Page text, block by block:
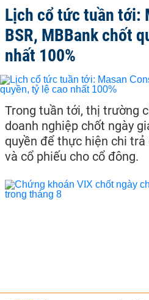
Lịch cổ tức tuần tới:
BSR, MBBank chốt
nhất 100%
Trong tuần tới, thị trường
doanh nghiệp chốt ngày
quyền để thực hiện chi
và cổ phiếu cho cổ đông.